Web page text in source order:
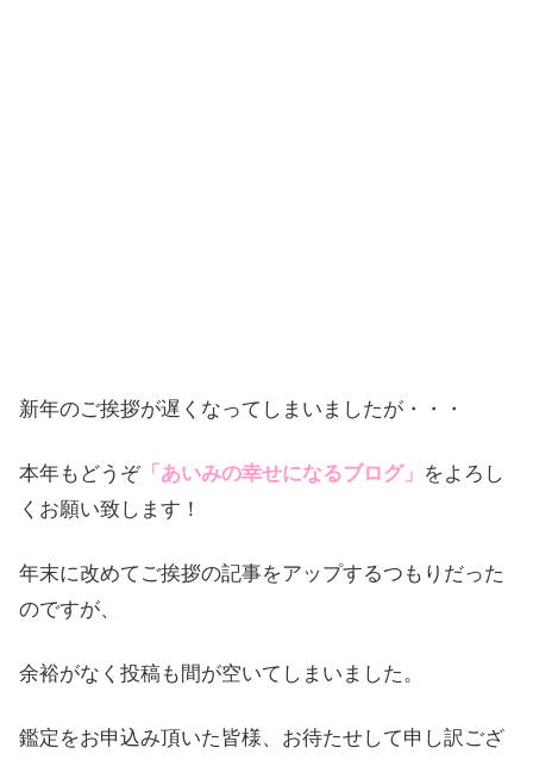
新年のご挨拶が遅くなってしまいましたが・・・
本年もどうぞ「あいみの幸せになるブログ」 をよろし
くお願い致します！
年末に改めてご挨拶の記事をアップするつもりだった
のですが、
余裕がなく投稿も間が空いてしまいました。
鑑定をお申込み頂いた皆様、お待たせして申し訳ござ